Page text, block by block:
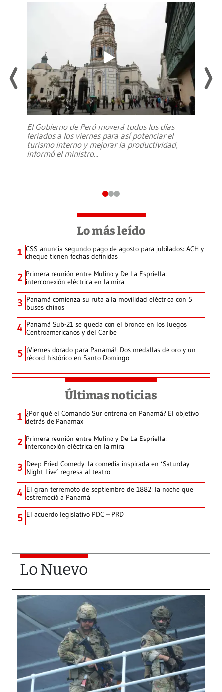
El Gobierno de Perú moverá todos los días
feriados a los viernes para así potenciar el
turismo interno y mejorar la productividad,
informó el ministro...
Lo más leído
1 CSS anuncia segundo pago de agosto para jubilados: ACH y
cheque tienen fechas definidas
2 Primera reunión entre Mulino y De La Espriella:
interconexión eléctrica en la mira
3 Panamá comienza su ruta a la movilidad eléctrica con 5
buses chinos
4 Panamá Sub-21 se queda con el bronce en los Juegos
Centroamericanos y del Caribe
5 ¡Viernes dorado para Panamá!: Dos medallas de oro y un
récord histórico en Santo Domingo
Últimas noticias
1 ¿Por qué el Comando Sur entrena en Panamá? El objetivo
detrás de Panamax
2 Primera reunión entre Mulino y De La Espriella:
interconexión eléctrica en la mira
3 Deep Fried Comedy: la comedia inspirada en ‘Saturday
Night Live’ regresa al teatro
4 El gran terremoto de septiembre de 1882: la noche que
estremeció a Panamá
5 El acuerdo legislativo PDC – PRD
Lo Nuevo